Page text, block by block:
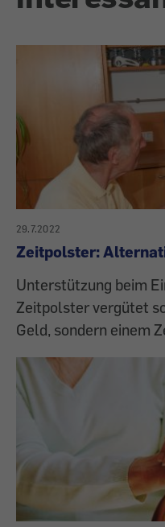
29.7.2022
Zeitpolster:
Unterstützung beim
Zeitpolster vergütet
Geld, sondern einem